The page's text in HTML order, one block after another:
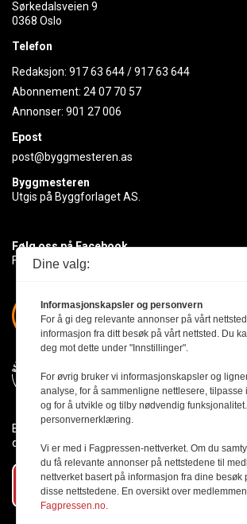
Sørkedalsveien 9
0368 Oslo
Telefon
Redaksjon: 917 63 644/917 63 644
Abonnement: 24 07 70 57
Annonser: 901 27 006
Epost
post@byggmesteren.as
Byggmesteren
Utgis på Byggforlaget AS.
Følg oss på Facebook
Få med deg det siste innen byggebransjen
Byggmesteren følger Vær Varsom-plakaten
den er nedfelt i Redaktørplakaten.
Abonner på vårt nyhetsbrev
Dine valg:
Informasjonskapsler og personvern
For å gi deg relevante annonser på vårt
informasjon fra ditt besøk på vårt nettsted. Du
deg mot dette under "Innstillinger".
For øvrig bruker vi informasjonskapsler og
analyse, for å sammenligne nettlesere, tilpasse
og for å utvikle og tilby nødvendig
personvernerklæring.
Vi er med i Fagpressen-nettverket. Om du
du få relevante annonser på nettstedene til
nettverket basert på informasjon fra dine besøk
disse nettstedene. En oversikt over
Fagpressen.no.